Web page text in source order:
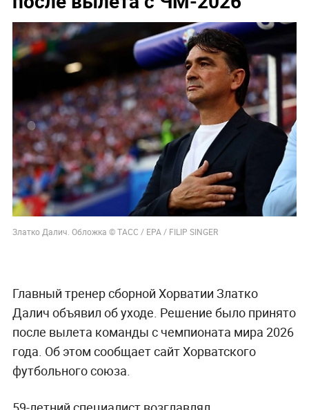
Златко Далич. Обложка © ТАСС / EPA / FILIP SINGER
Главный тренер сборной Хорватии Златко
Далич объявил об уходе. Решение было принято
после вылета команды с чемпионата мира 2026
года. Об этом сообщает сайт Хорватского
футбольного союза.